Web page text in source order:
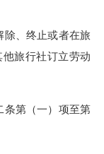
、终止或者在旅
旅行社订立劳动
第（一）项至第